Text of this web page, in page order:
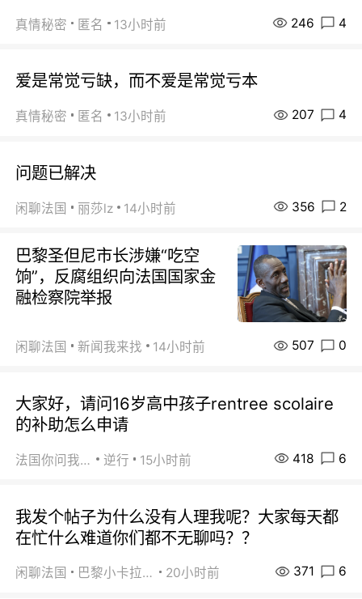
真情秘密 匿名 13小时前 246 4
爱是常觉亏缺，而不爱是常觉亏本
真情秘密 匿名 13小时前 207 4
问题已解决
闲聊法国 丽莎lz 14小时前 356 2
巴黎圣但尼市长涉嫌“吃空
饷”，反腐组织向法国国家金
融检察院举报
闲聊法国 新闻我来找 14小时前 507 0
大家好，请问16岁高中孩子rentree scolaire
的补助怎么申请
法国你问我答 逆行 15小时前 418 6
我发个帖子为什么没有人理我呢？大家每天都
在忙什么难道你们都不无聊吗？？
闲聊法国 巴黎小卡拉咪 20小时前 371 6